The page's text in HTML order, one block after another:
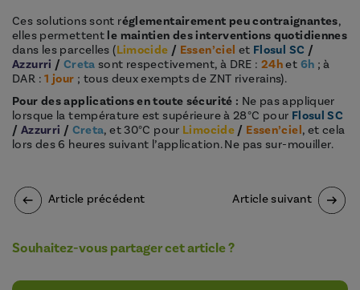
Ces solutions sont réglementairement peu contraignantes,
elles permettent le maintien des interventions quotidiennes
dans les parcelles (Limocide / Essen’ciel et Flosul SC /
Azzurri / Creta sont respectivement, à DRE : 24het 6h ; à
DAR :1 jour ; tous deux exempts de ZNT riverains).
Pour des applications en toute sécurité : Ne pas appliquer
lorsque la température est supérieure à 28°C pour Flosul SC
/ Azzurri / Creta, et 30°C pour Limocide / Essen’ciel, et cela
lors des 6 heures suivant l’application. Ne pas sur-mouiller.
Article précédent Article suivant
Souhaitez-vous partager cet article ?